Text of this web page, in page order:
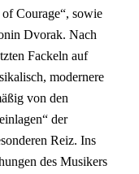
Courage“, sowie
Dvorak. Nach
Fackeln auf
modernere
von den
der
Reiz. Ins
des Musikers